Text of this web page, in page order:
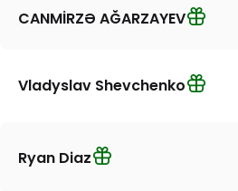
CANMİRZƏ AĞARZAYEV
Vladyslav Shevchenko
Ryan Diaz